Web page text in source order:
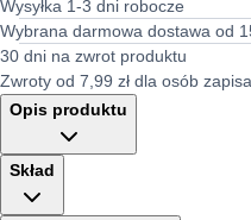
Wysyłka 1-3 dni robocze
Wybrana darmowa dostawa od
30 dni na zwrot produktu
Zwroty od 7,99 zł dla osób
Opis produktu
Skład